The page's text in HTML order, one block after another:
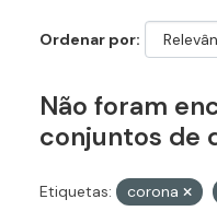
Ordenar por
Não foram
conjuntos de
Etiquetas: corona